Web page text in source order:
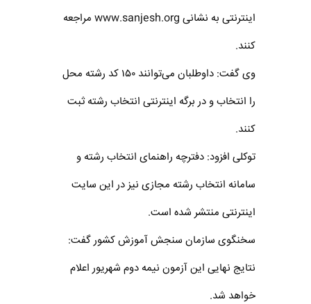
اینترنتی به نشانی www.sanjesh.org مراجعه
کنند.
وی گفت: داوطلبان می‌توانند ۱۵۰ کد رشته محل
را انتخاب و در برگه اینترنتی انتخاب رشته ثبت
کنند.
توکلی افزود: دفترچه راهنمای انتخاب رشته و
سامانه انتخاب رشته مجازی نیز در این سایت
اینترنتی منتشر شده است.
سخنگوی سازمان سنجش آموزش کشور گفت:
نتایج نهایی این آزمون نیمه دوم شهریور اعلام
خواهد شد.